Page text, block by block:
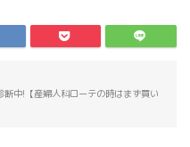
断中!【産婦人科ローテの時はまず買い